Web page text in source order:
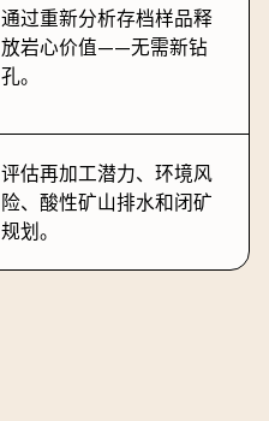
通过重新分析存档样品释
放岩心价值——无需新钻
孔。
评估再加工潜力、环境风
险、酸性矿山排水和闭矿
规划。